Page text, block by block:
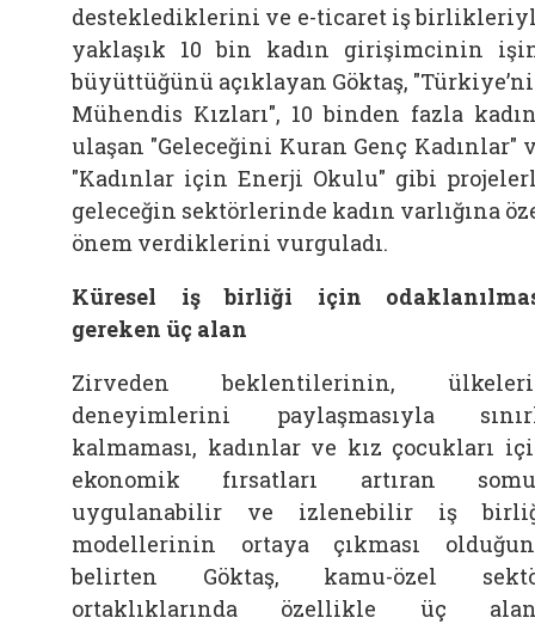
desteklediklerini ve e-ticaret iş
yaklaşık 10 bin kadın girişimcinin
büyüttüğünü açıklayan Göktaş,
Mühendis Kızları", 10 binden fazla
ulaşan "Geleceğini Kuran Genç Kadınlar"
"Kadınlar için Enerji Okulu" gibi
geleceğin sektörlerinde kadın varlığına
önem verdiklerini vurguladı.
Küresel iş birliği için
gereken üç alan
Zirveden beklentilerinin,
deneyimlerini paylaşmasıyla
kalmaması, kadınlar ve kız çocukları
ekonomik fırsatları artıran
uygulanabilir ve izlenebilir iş
modellerinin ortaya çıkması
belirten Göktaş, kamu-özel
ortaklıklarında özellikle üç